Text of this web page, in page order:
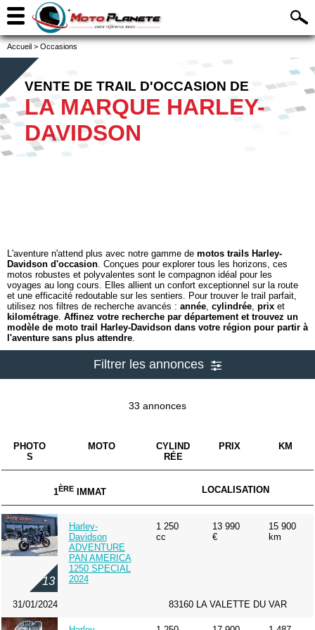
Accueil > Occasions
VENTE DE TRAIL D'OCCASION DE
LA MARQUE HARLEY-
DAVIDSON
L'aventure n'attend plus avec notre gamme de motos trails Harley-
Davidson d'occasion. Conçues pour explorer tous les horizons, ces
motos robustes et polyvalentes sont le compagnon idéal pour les
voyages au long cours. Elles allient un confort exceptionnel sur la route
et une efficacité redoutable sur les sentiers. Pour trouver le trail parfait,
utilisez nos filtres de recherche avancés : année, cylindrée, prix et
kilométrage. Affinez votre recherche par département et trouvez un
modèle de moto trail Harley-Davidson dans votre région pour partir à
l'aventure sans plus attendre.
Filtrer les annonces
33 annonces
PHOTO
S
MOTO
CYLIND
RÉE
PRIX KM
1ÈREIMMAT LOCALISATION
13
Harley-
Davidson
ADVENTURE
PAN AMERICA
1250 SPECIAL
2024
1 250
cc
13 990
€
15 900
km
31/01/2024 83160 LA VALETTE DU VAR